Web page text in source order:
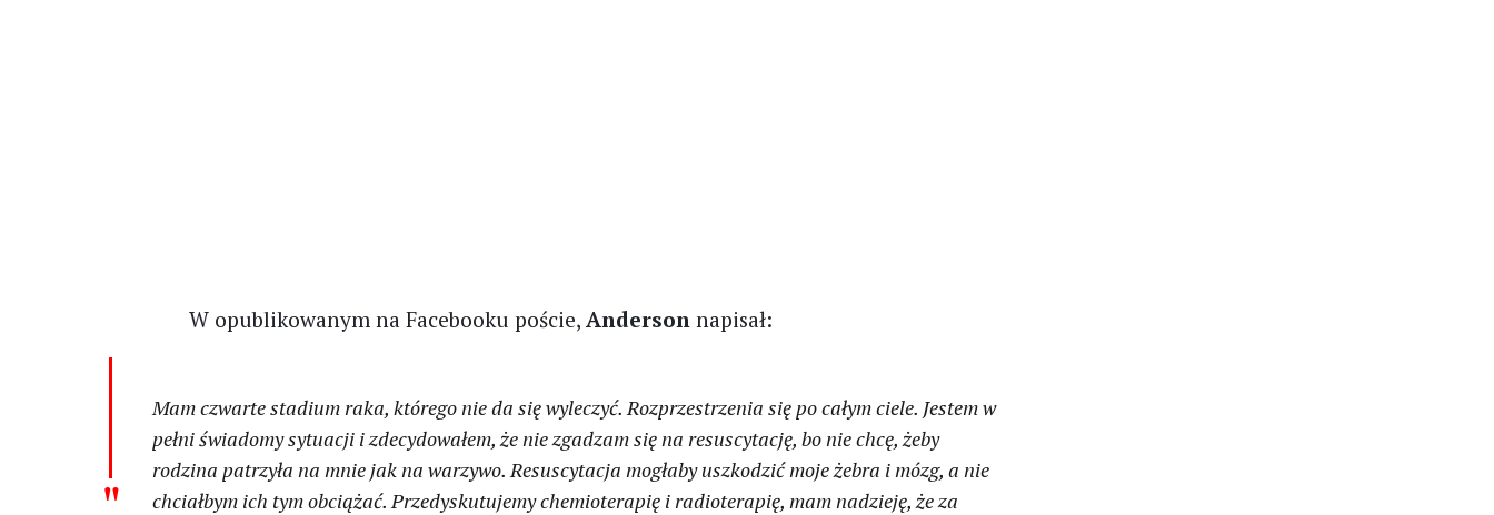
W opublikowanym na Facebooku poście,Anderson napisał:
Mam czwarte stadium raka, którego nie da się wyleczyć. Rozprzestrzenia się po całym ciele. Jestem w
pełni świadomy sytuacji i zdecydowałem, że nie zgadzam się na resuscytację, bo nie chcę, żeby
rodzina patrzyła na mnie jak na warzywo. Resuscytacja mogłaby uszkodzić moje żebra i mózg, a nie
chciałbym ich tym obciążać. Przedyskutujemy chemioterapię i radioterapię, mam nadzieję, że za